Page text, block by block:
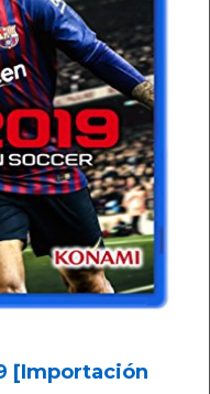
[Importación